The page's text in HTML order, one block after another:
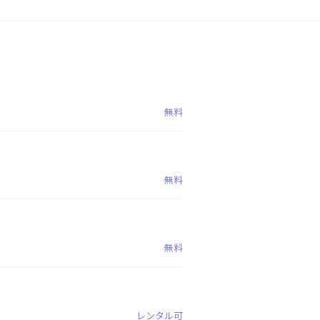
無料
無料
無料
レンタル可